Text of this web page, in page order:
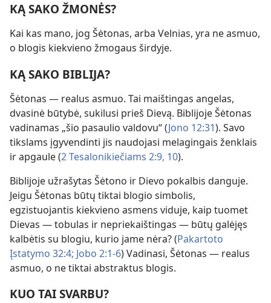
KĄ SAKO ŽMONĖS?
Kai kas mano, jog Šėtonas, arba Velnias, yra ne asmuo,
o blogis kiekvieno žmogaus širdyje.
KĄ SAKO BIBLIJA?
Šėtonas — realus asmuo. Tai maištingas angelas,
dvasinė būtybė, sukilusi prieš Dievą. Biblijoje Šėtonas
vadinamas „šio pasaulio valdovu“ (Jono 12:31). Savo
tikslams įgyvendinti jis naudojasi melagingais ženklais
ir apgaule (2 Tesalonikiečiams 2:9, 10).
Biblijoje užrašytas Šėtono ir Dievo pokalbis danguje.
Jeigu Šėtonas būtų tiktai blogio simbolis,
egzistuojantis kiekvieno asmens viduje, kaip tuomet
Dievas — tobulas ir nepriekaištingas — būtų galėjęs
kalbėtis su blogiu, kurio jame nėra? (Pakartoto
Įstatymo 32:4; Jobo 2:1-6) Vadinasi, Šėtonas — realus
asmuo, o ne tiktai abstraktus blogis.
KUO TAI SVARBU?